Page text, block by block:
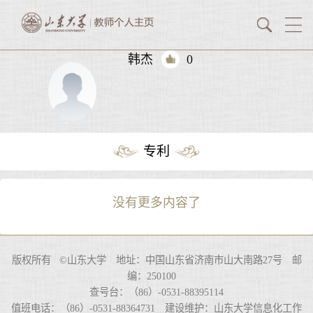
韩杰 0
专利
没有更多内容了
版权所有 ©山东大学 地址：中国山东省济南市山大南路27号 邮
编：250100
查号台：（86）-0531-88395114
值班电话：（86）-0531-88364731 建设维护：山东大学信息化工作